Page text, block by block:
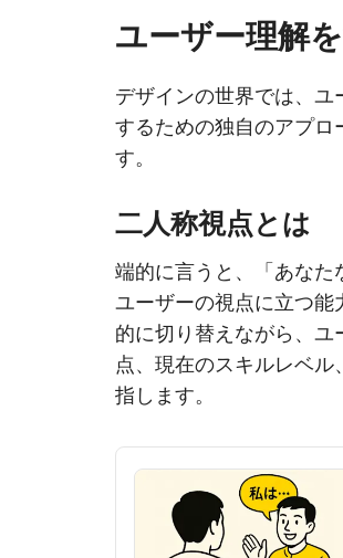
ユーザー理解
デザインの世界では、
するための独自のアプロ
す。
二人称視点とは
端的に言うと、「あなた
ユーザーの視点に立つ能
的に切り替えながら、
点、現在のスキルレベ
指します。